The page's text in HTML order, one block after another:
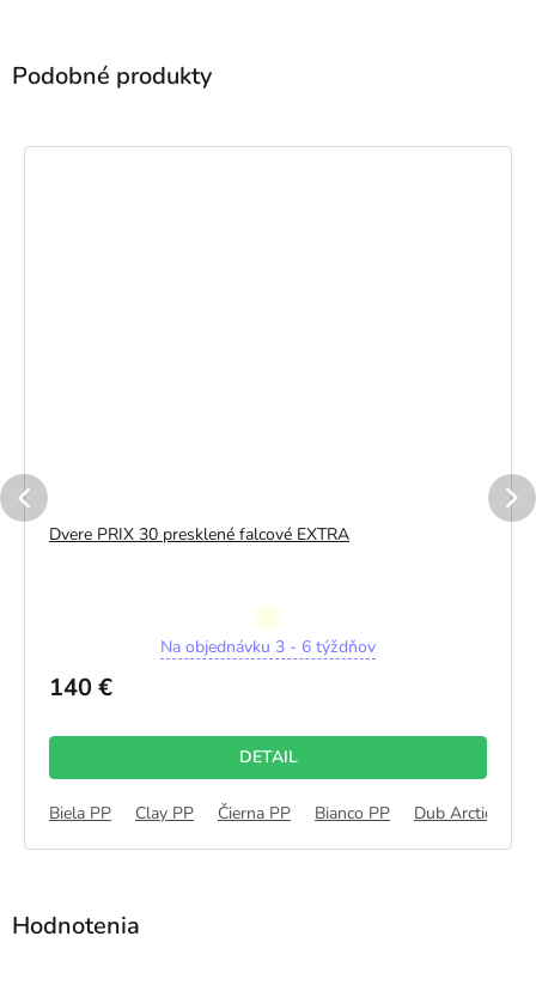
Alpin 3D Dub Kanadský 3D Dub Montana 3D Dub Nórsky 3D
Dvere PRIX 30 presklené falcové EXTRA
hodnotenie
z
5
hviezdičiek.
Na objednávku 3 - 6 týždňov
140 €
DETAIL
Biela PP Clay PP Čierna PP Bianco PP Dub Arctic PP